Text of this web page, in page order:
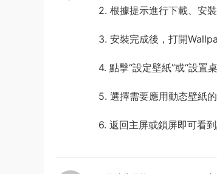
2. 根據提示進行下載、安裝
3. 安裝完成後，打開
4. 點擊“設定壁紙”或“設置
5. 選擇需要應用動态壁紙
6. 返回主屏或鎖屏即可看